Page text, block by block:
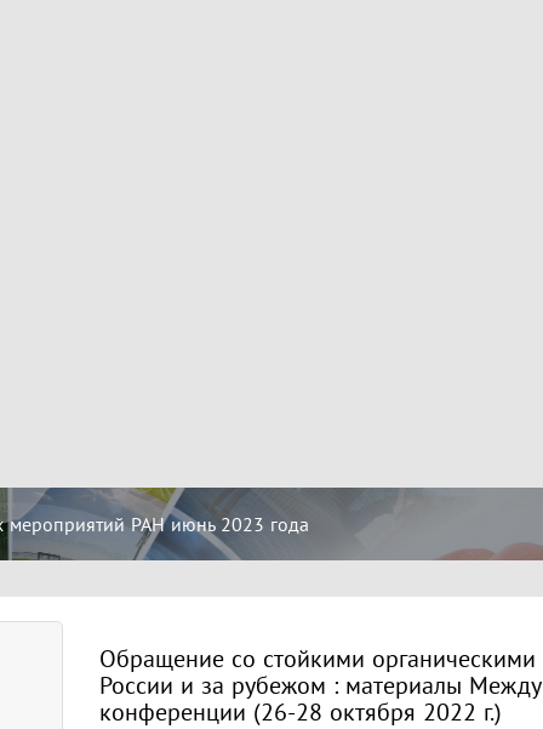
мероприятий РАН июнь 2023 года
Обращение со стойкими органическими
России и за рубежом : материалы
конференции (26-28 октября 2022 г.)